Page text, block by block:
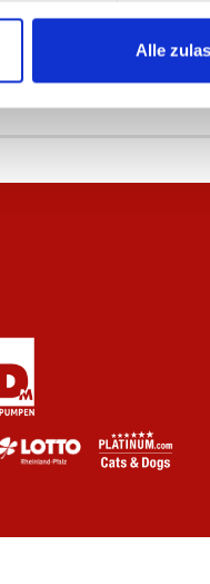
Alle
Hoodie
Herren
79,95 €